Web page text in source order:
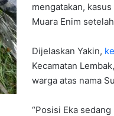
mengatakan,
Muara Enim
Dijelaskan Yakin,
Kecamatan
warga atas nama
“Posisi Eka